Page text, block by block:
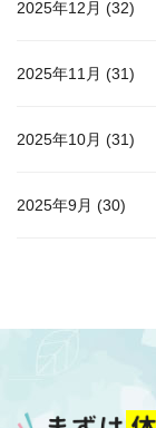
2025年12月 (32)
2025年11月 (31)
2025年10月 (31)
2025年9月 (30)